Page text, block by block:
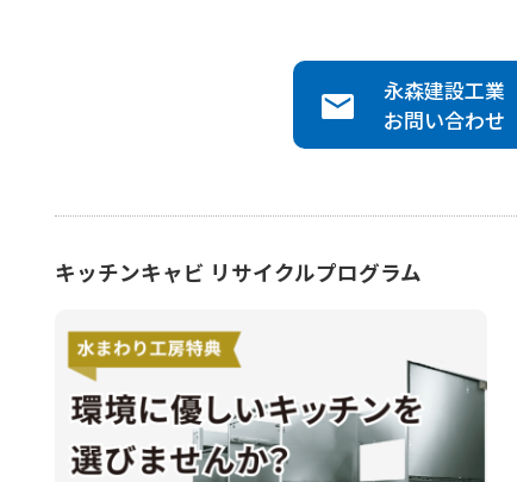
永森建設工
お問い合わせ
キッチンキャビ リサイクルプログラム